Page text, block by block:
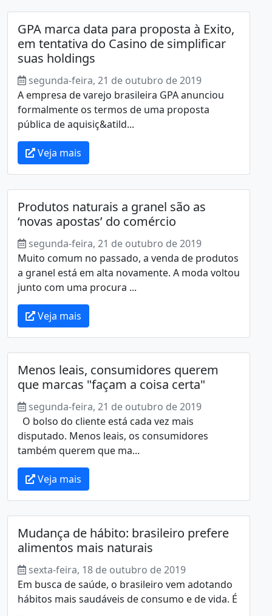
GPA marca data para proposta à Exito,
em tentativa do Casino de simplificar
suas holdings
segunda-feira, 21 de outubro de 2019
A empresa de varejo brasileira GPA anunciou
formalmente os termos de uma proposta
pública de aquisiç&atild...
Veja mais
Produtos naturais a granel são as
‘novas apostas’ do comércio
segunda-feira, 21 de outubro de 2019
Muito comum no passado, a venda de produtos
a granel está em alta novamente. A moda voltou
junto com uma procura ...
Veja mais
Menos leais, consumidores querem
que marcas "façam a coisa certa"
segunda-feira, 21 de outubro de 2019
O bolso do cliente está cada vez mais
disputado. Menos leais, os consumidores
também querem que ma...
Veja mais
Mudança de hábito: brasileiro prefere
alimentos mais naturais
sexta-feira, 18 de outubro de 2019
Em busca de saúde, o brasileiro vem adotando
hábitos mais saudáveis de consumo e de vida. É